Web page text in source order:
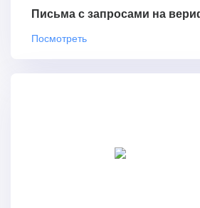
Письма с запросами на
Посмотреть